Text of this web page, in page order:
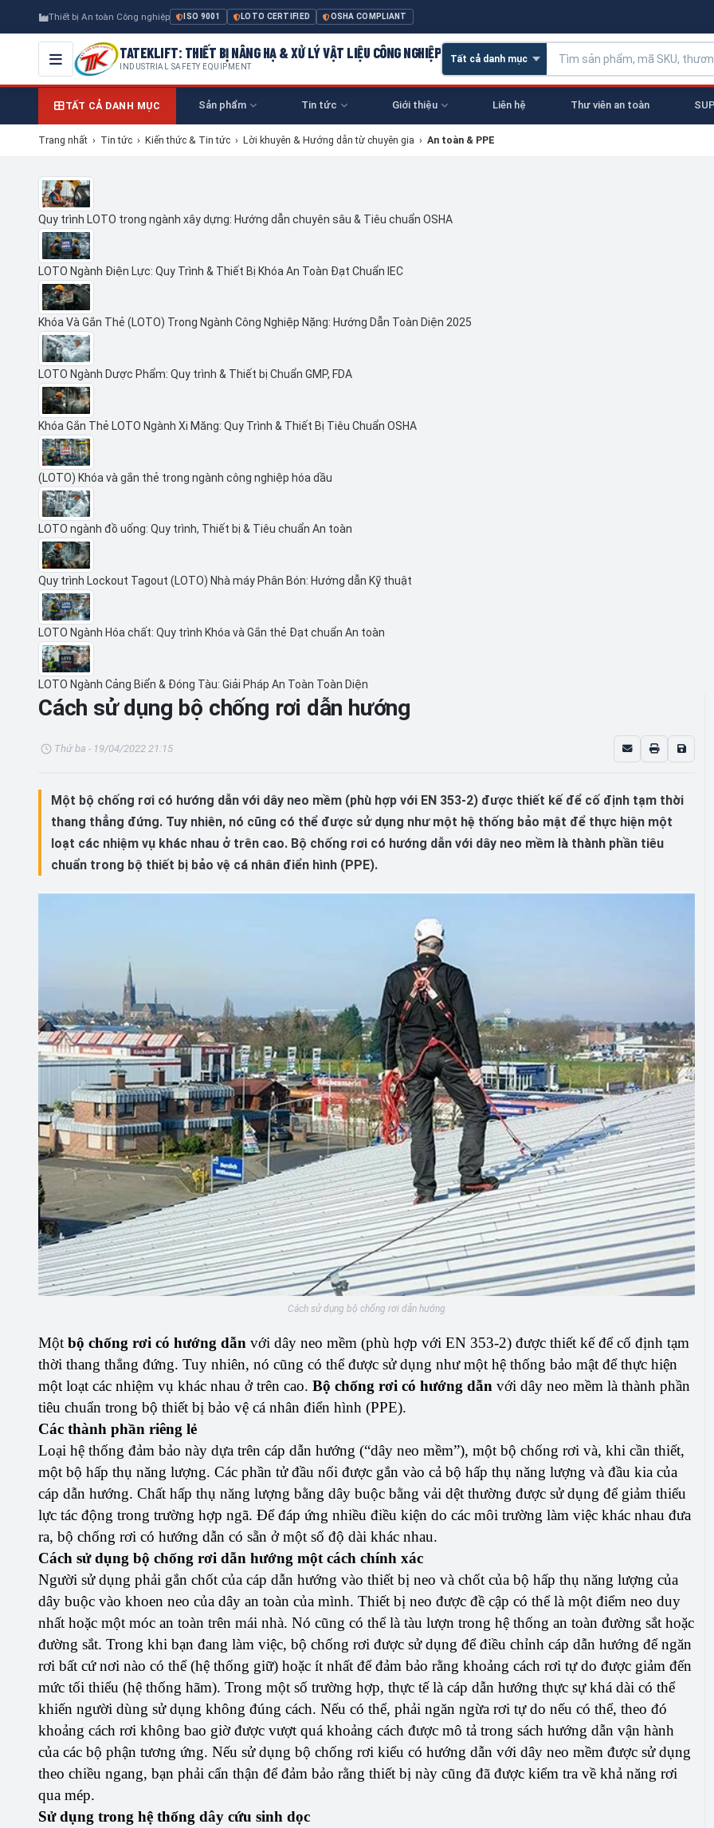
Thiết bị An toàn Công nghiệp ISO 9001 LOTO CERTIFIED OSHA COMPLIANT
TATEKLIFT: THIẾT BỊ NÂNG HẠ & XỬ LÝ VẬT LIỆU CÔNG NGHIỆP
INDUSTRIAL SAFETY EQUIPMENT
TẤT CẢ DANH MỤC Sản phẩm Tin tức Giới thiệu Liên hệ Thư viên an toàn
Trang nhất › Tin tức › Kiến thức & Tin tức › Lời khuyên & Hướng dẫn từ chuyên gia › An toàn & PPE
Quy trình LOTO trong ngành xây dựng: Hướng dẫn chuyên sâu & Tiêu chuẩn OSHA
LOTO Ngành Điện Lực: Quy Trình & Thiết Bị Khóa An Toàn Đạt Chuẩn IEC
Khóa Và Gắn Thẻ (LOTO) Trong Ngành Công Nghiệp Nặng: Hướng Dẫn Toàn Diện 2025
LOTO Ngành Dược Phẩm: Quy trình & Thiết bị Chuẩn GMP, FDA
Khóa Gắn Thẻ LOTO Ngành Xi Măng: Quy Trình & Thiết Bị Tiêu Chuẩn OSHA
(LOTO) Khóa và gắn thẻ trong ngành công nghiệp hóa dầu
LOTO ngành đồ uống: Quy trình, Thiết bị & Tiêu chuẩn An toàn
Quy trình Lockout Tagout (LOTO) Nhà máy Phân Bón: Hướng dẫn Kỹ thuật
LOTO Ngành Hóa chất: Quy trình Khóa và Gắn thẻ Đạt chuẩn An toàn
LOTO Ngành Cảng Biển & Đóng Tàu: Giải Pháp An Toàn Toàn Diện
Cách sử dụng bộ chống rơi dẫn hướng
Thứ ba - 19/04/2022 21:15
Một bộ chống rơi có hướng dẫn với dây neo mềm (phù hợp với EN 353-2) được thiết kế để cố định tạm thời
thang thẳng đứng. Tuy nhiên, nó cũng có thể được sử dụng như một hệ thống bảo mật để thực hiện một
loạt các nhiệm vụ khác nhau ở trên cao. Bộ chống rơi có hướng dẫn với dây neo mềm là thành phần tiêu
chuẩn trong bộ thiết bị bảo vệ cá nhân điển hình (PPE).
Cách sử dụng bộ chống rơi dẫn hướng
Một bộ chống rơi có hướng dẫn với dây neo mềm (phù hợp với EN 353-2) được thiết kế để cố định tạm
thời thang thẳng đứng. Tuy nhiên, nó cũng có thể được sử dụng như một hệ thống bảo mật để thực hiện
một loạt các nhiệm vụ khác nhau ở trên cao. Bộ chống rơi có hướng dẫn với dây neo mềm là thành phần
tiêu chuẩn trong bộ thiết bị bảo vệ cá nhân điển hình (PPE).
Các thành phần riêng lẻ
Loại hệ thống đảm bảo này dựa trên cáp dẫn hướng (“dây neo mềm”), một bộ chống rơi và, khi cần thiết,
một bộ hấp thụ năng lượng. Các phần tử đầu nối được gắn vào cả bộ hấp thụ năng lượng và đầu kia của
cáp dẫn hướng. Chất hấp thụ năng lượng bằng dây buộc bằng vải dệt thường được sử dụng để giảm thiểu
lực tác động trong trường hợp ngã. Để đáp ứng nhiều điều kiện do các môi trường làm việc khác nhau đưa
ra, bộ chống rơi có hướng dẫn có sẵn ở một số độ dài khác nhau.
Cách sử dụng bộ chống rơi dẫn hướng một cách chính xác
Người sử dụng phải gắn chốt của cáp dẫn hướng vào thiết bị neo và chốt của bộ hấp thụ năng lượng của
dây buộc vào khoen neo của dây an toàn của mình. Thiết bị neo được đề cập có thể là một điểm neo duy
nhất hoặc một móc an toàn trên mái nhà. Nó cũng có thể là tàu lượn trong hệ thống an toàn đường sắt hoặc
đường sắt. Trong khi bạn đang làm việc, bộ chống rơi được sử dụng để điều chỉnh cáp dẫn hướng để ngăn
rơi bất cứ nơi nào có thể (hệ thống giữ) hoặc ít nhất để đảm bảo rằng khoảng cách rơi tự do được giảm đến
mức tối thiểu (hệ thống hãm). Trong một số trường hợp, thực tế là cáp dẫn hướng thực sự khá dài có thể
khiến người dùng sử dụng không đúng cách. Nếu có thể, phải ngăn ngừa rơi tự do nếu có thể, theo đó
khoảng cách rơi không bao giờ được vượt quá khoảng cách được mô tả trong sách hướng dẫn vận hành
của các bộ phận tương ứng. Nếu sử dụng bộ chống rơi kiểu có hướng dẫn với dây neo mềm được sử dụng
theo chiều ngang, bạn phải cẩn thận để đảm bảo rằng thiết bị này cũng đã được kiểm tra về khả năng rơi
qua mép.
Sử dụng trong hệ thống dây cứu sinh dọc